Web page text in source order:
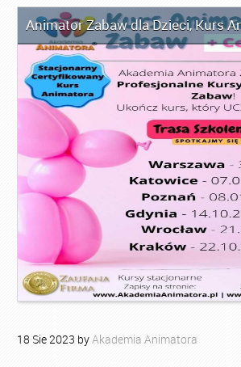
Animator Zabaw dla Dzieci,Kurs
18 Sie2023 byAkademia Animatora